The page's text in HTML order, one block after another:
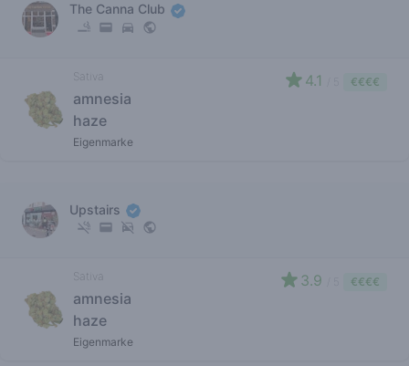
The Canna Club
Sativa
amnesia
haze
Eigenmarke
4.1 €€€€
Upstairs
Sativa
amnesia
haze
Eigenmarke
3.9 €€€€